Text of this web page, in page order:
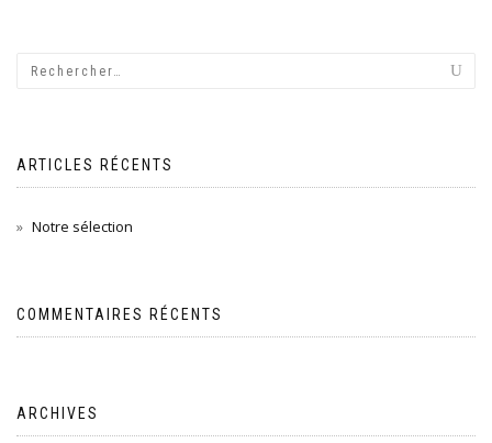
ARTICLES RÉCENTS
Notre sélection
COMMENTAIRES RÉCENTS
ARCHIVES